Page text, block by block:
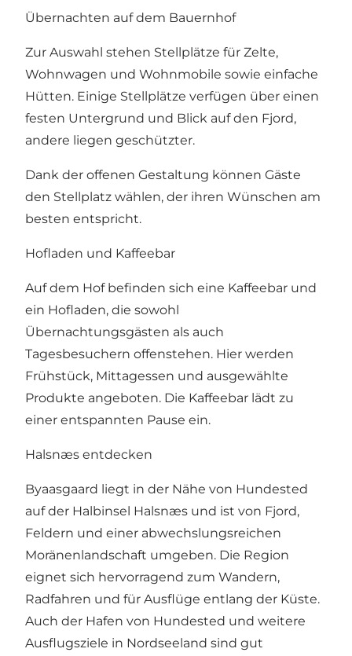
Übernachten auf dem Bauernhof
Zur Auswahl stehen Stellplätze für Zelte,
Wohnwagen und Wohnmobile sowie einfache
Hütten. Einige Stellplätze verfügen über einen
festen Untergrund und Blick auf den Fjord,
andere liegen geschützter.
Dank der offenen Gestaltung können Gäste
den Stellplatz wählen, der ihren Wünschen am
besten entspricht.
Hofladen und Kaffeebar
Auf dem Hof befinden sich eine Kaffeebar und
ein Hofladen, die sowohl
Übernachtungsgästen als auch
Tagesbesuchern offenstehen. Hier werden
Frühstück, Mittagessen und ausgewählte
Produkte angeboten. Die Kaffeebar lädt zu
einer entspannten Pause ein.
Halsnæs entdecken
Byaasgaard liegt in der Nähe von Hundested
auf der Halbinsel Halsnæs und ist von Fjord,
Feldern und einer abwechslungsreichen
Moränenlandschaft umgeben. Die Region
eignet sich hervorragend zum Wandern,
Radfahren und für Ausflüge entlang der Küste.
Auch der Hafen von Hundested und weitere
Ausflugsziele in Nordseeland sind gut